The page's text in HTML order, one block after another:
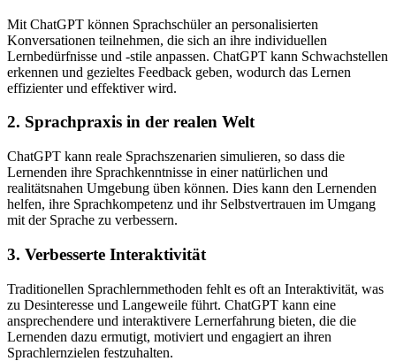
Mit ChatGPT können Sprachschüler an personalisierten
Konversationen teilnehmen, die sich an ihre individuellen
Lernbedürfnisse und -stile anpassen. ChatGPT kann Schwachstellen
erkennen und gezieltes Feedback geben, wodurch das Lernen
effizienter und effektiver wird.
2. Sprachpraxis in der realen Welt
ChatGPT kann reale Sprachszenarien simulieren, so dass die
Lernenden ihre Sprachkenntnisse in einer natürlichen und
realitätsnahen Umgebung üben können. Dies kann den Lernenden
helfen, ihre Sprachkompetenz und ihr Selbstvertrauen im Umgang
mit der Sprache zu verbessern.
3. Verbesserte Interaktivität
Traditionellen Sprachlernmethoden fehlt es oft an Interaktivität, was
zu Desinteresse und Langeweile führt. ChatGPT kann eine
ansprechendere und interaktivere Lernerfahrung bieten, die die
Lernenden dazu ermutigt, motiviert und engagiert an ihren
Sprachlernzielen festzuhalten.